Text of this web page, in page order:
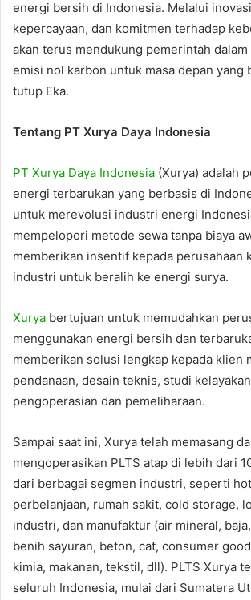
energi bersih di Indonesia. Melalui
kepercayaan, dan komitmen terhadap
akan terus mendukung pemerintah
emisi nol karbon untuk masa depan yang
tutup Eka.
Tentang PT Xurya Daya Indonesia
PT Xurya Daya Indonesia (Xurya) adalah
energi terbarukan yang berbasis di
untuk merevolusi industri energi
mempelopori metode sewa tanpa biaya
memberikan insentif kepada perusahaan
industri untuk beralih ke energi surya.
Xurya bertujuan untuk memudahkan
menggunakan energi bersih dan
memberikan solusi lengkap kepada klien
pendanaan, desain teknis, studi
pengoperasian dan pemeliharaan.
Sampai saat ini, Xurya telah memasang
mengoperasikan PLTS atap di lebih dari
dari berbagai segmen industri, seperti
perbelanjaan, rumah sakit, cold storage,
industri, dan manufaktur (air mineral,
benih sayuran, beton, cat, consumer
kimia, makanan, tekstil, dll). PLTS Xurya
seluruh Indonesia, mulai dari Sumatera